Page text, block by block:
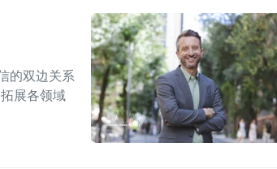
的双边关系
展各领域